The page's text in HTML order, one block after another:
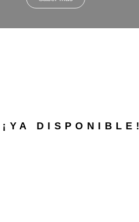
DISPONIBLE!